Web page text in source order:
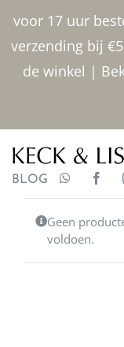
voor 17 uur
verzending bij
de winkel |
inhoud
BLOG
Geen
voldoen.